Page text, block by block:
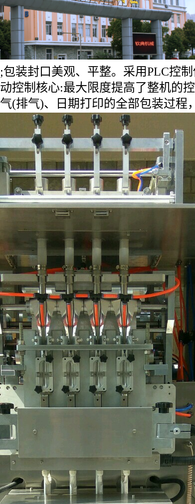
装封口美观、平整。采用PLC控
控制核心:最大限度提高了整机的
(排气)、日期打印的全部包装过程